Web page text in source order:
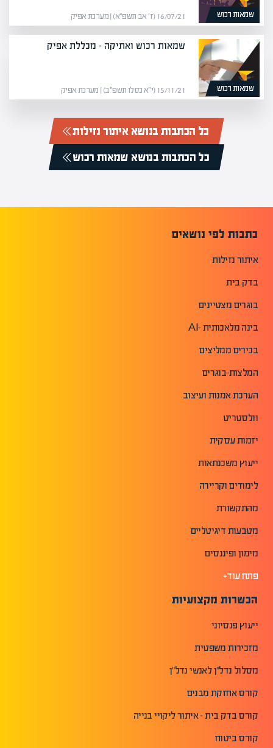
שמאות רכוש 16/07/21 (ז׳ אב תשפ״א) | מערכת אפיק
שמאות רכוש
שמאות רכוש ואתיקה – מכללת אפיק
15/11/21 (י״א כסלו תשפ״ב) | מערכת אפיק
כל הכתבות בנושא איתור נזילות
כל הכתבות בנושא שמאות רכוש
כתבות לפי נושאים
איתור נזילות
בדק בית
בוגרים מצטיינים
בינה מלאכותית -AI
בכירים ממליצים
המלצות-בוגרים
הערכת אמנות ועיצוב
וולסטריט
יזמות עסקית
ייעוץ משכנתאות
לימודים וקריירה
מהתקשורת
מטבעות דיגיטליים
מימון ופיננסים
פתח עוד+
הכשרות מקצועיות
ייעוץ פנסיוני
מזכירות משפטית
מסלול נדל"ן לאנשי נדל"ן
קורס אחזקת מבנים
קורס בדק בית - איתור ליקויי בנייה
קורס ביטוח